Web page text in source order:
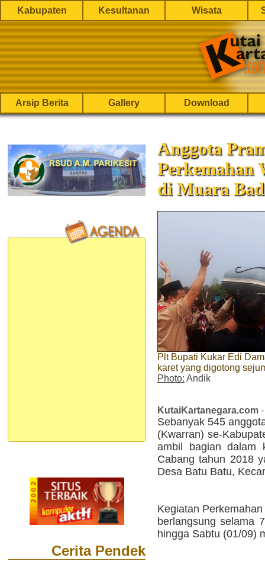
Kabupaten Kesultanan Wisata
Arsip Berita Gallery Download
Cerita Pendek
Anggota
Perkemahan
di Muara
Plt Bupati Kukar Edi
karet yang digotong
Photo: Andik
KutaiKartanegara.com
Sebanyak 545
(Kwarran) se-
ambil bagian dalam
Cabang tahun 2018
Desa Batu Batu,
Kegiatan
berlangsung selama
hingga Sabtu (01/09)